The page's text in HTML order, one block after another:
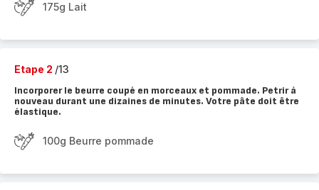
175g Lait
Etape 2 /13
Incorporer le beurre coupé en morceaux et pommade. Petrir à
nouveau durant une dizaines de minutes. Votre pâte doit être
élastique.
100g Beurre pommade